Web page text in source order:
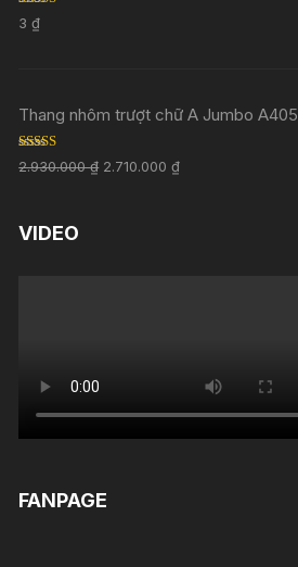
Rated
out of 5
3₫
Thang nhôm trượt chữ A Jumbo A405
Rated 5.00
out of 5
2.930.000₫ 2.710.000₫
VIDEO
FANPAGE